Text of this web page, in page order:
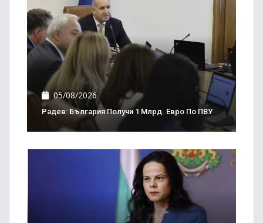
05/08/2026
Радев: България Получи 1 Млрд. Евро По ПВУ